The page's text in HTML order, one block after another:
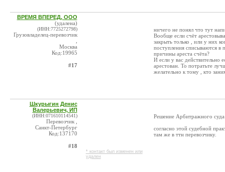
ВРЕМЯ ВПЕРЕД, ООО
(удалена)
(ИНН:7725272798)
Грузовладелец-перевозчик
Москва
Код:19965
#17
ничего не понял что тут
Вообще если счёт
закрыть только , или у них
поступления списываются в
причины ареста счёта?
И если у вас действительно
арестован. То потратьте
желательно к тому , кто
Шкурыгин Денис
Валерьевич, ИП
(ИНН:071610114541)
Перевозчик ,
Санкт-Петербург
Код:137170
#18
* контакт был изменен или
удален
Решение Арбитражного
согласно этой судебной
там же в ттн перевозчику.